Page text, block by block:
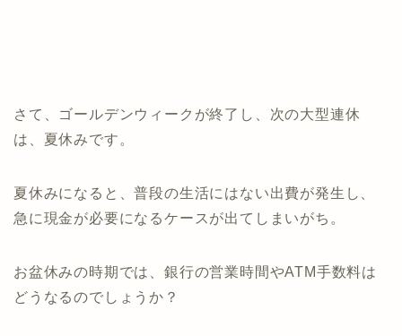
さて、ゴールデンウィークが終了し、次の大型連休
は、夏休みです。
夏休みになると、普段の生活にはない出費が発生し、
急に現金が必要になるケースが出てしまいがち。
お盆休みの時期では、銀行の営業時間やATM手数料は
どうなるのでしょうか？